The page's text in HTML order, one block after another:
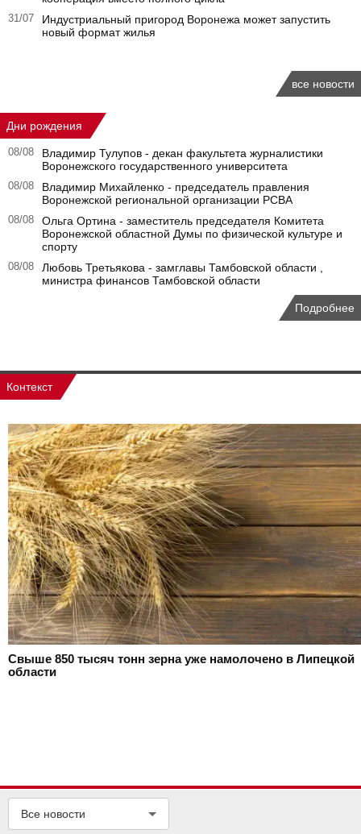
31/07
Индустриальный пригород Воронежа может запустить
новый формат жилья
все новости
Дни рождения
08/08
Владимир Тулупов - декан факультета журналистики
Воронежского государственного университета
08/08
Владимир Михайленко - председатель правления
Воронежской региональной организации РСВА
08/08
Ольга Ортина - заместитель председателя Комитета
Воронежской областной Думы по физической культуре и
спорту
08/08
Любовь Третьякова - замглавы Тамбовской области ,
министра финансов Тамбовской области
Подробнее
Контекст
Свыше 850 тысяч тонн зерна уже намолочено в Липецкой
области
Все новости